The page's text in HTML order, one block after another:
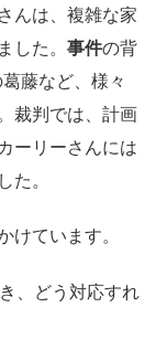
んは、複雑な家
た。 事件の背
藤など、様々
裁判では、計画
ーリーさんには
た。
ています。
、どう対応すれ